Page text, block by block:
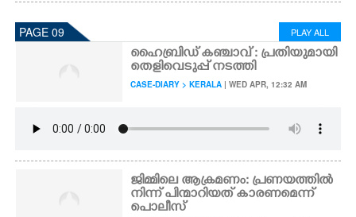
PAGE 09 PLAY ALL
ഹൈബ്രിഡ് കഞ്ചാവ് : പ്രതിയുമായി
തെളിവെടുപ്പ് നടത്തി
CASE-DIARY > KERALA | WED APR, 12:32 AM
ജിമ്മിലെ ആക്രമണം: പ്രണയത്തിൽ
നിന്ന് പിന്മാറിയത് കാരണമെന്ന്
പൊലീസ്